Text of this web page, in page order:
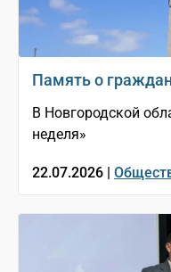
Память о
В Новгородской
неделя»
22.07.2026 |